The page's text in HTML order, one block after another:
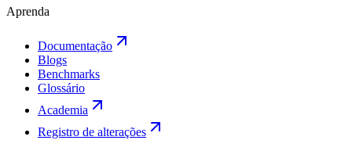
Aprenda
Documentação
Blogs
Benchmarks
Glossário
Academia
Registro de alterações